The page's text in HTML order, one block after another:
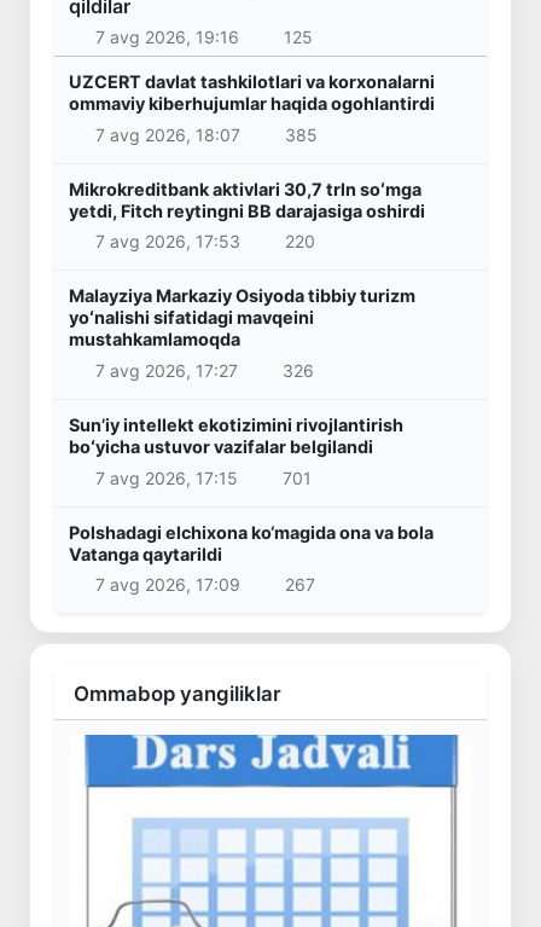
qildilar
7 avg 2026, 19:16 125
UZCERT davlat tashkilotlari va korxonalarni
ommaviy kiberhujumlar haqida ogohlantirdi
7 avg 2026, 18:07
385
Mikrokreditbank aktivlari 30,7 trln soʻmga
yetdi, Fitch reytingni BB darajasiga oshirdi
7 avg 2026, 17:53
220
Malayziya Markaziy Osiyoda tibbiy turizm
yoʻnalishi sifatidagi mavqeini
mustahkamlamoqda
7 avg 2026, 17:27
326
Sunʼiy intellekt ekotizimini rivojlantirish
boʻyicha ustuvor vazifalar belgilandi
7 avg 2026, 17:15
701
Polshadagi elchixona ko‘magida ona va bola
Vatanga qaytarildi
7 avg 2026, 17:09
267
Ommabop yangiliklar